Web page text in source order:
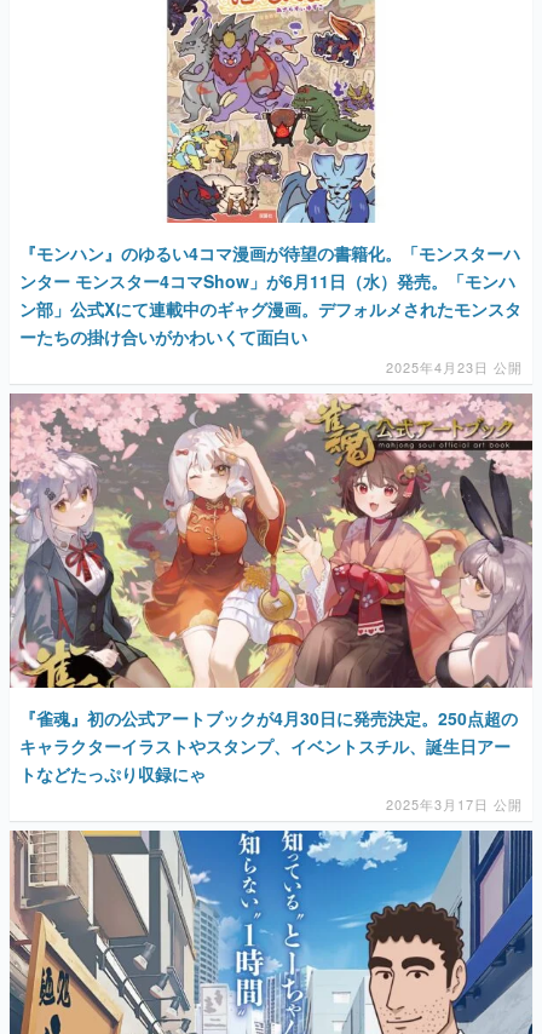
『モンハン』のゆるい4コマ漫画が待望の書籍化。「モンスターハ
ンター モンスター4コマShow」が6月11日（水）発売。「モンハ
ン部」公式Xにて連載中のギャグ漫画。デフォルメされたモンスタ
ーたちの掛け合いがかわいくて面白い
2025年4月23日 公開
『雀魂』初の公式アートブックが4月30日に発売決定。250点超の
キャラクターイラストやスタンプ、イベントスチル、誕生日アー
トなどたっぷり収録にゃ
2025年3月17日 公開